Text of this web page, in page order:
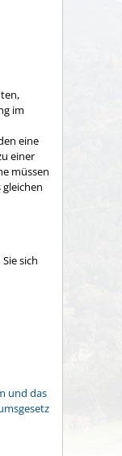
im
eine
einer
müssen
sich
und das